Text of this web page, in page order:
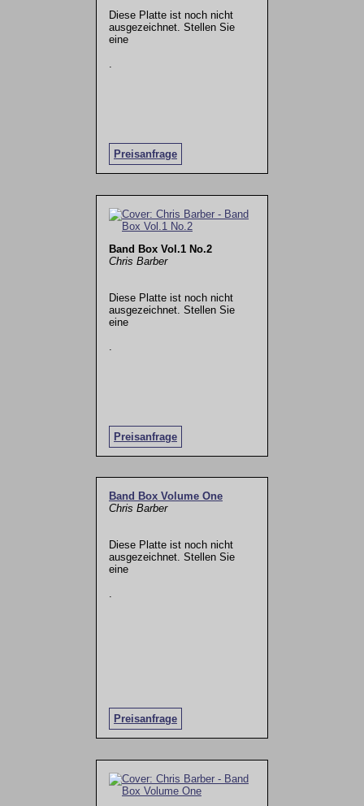
Diese Platte ist noch nicht
ausgezeichnet. Stellen Sie
eine
Preisanfrage
Band Box Vol.1 No.2
Chris Barber
Diese Platte ist noch nicht
ausgezeichnet. Stellen Sie
eine
Preisanfrage
Band Box Volume One
Chris Barber
Diese Platte ist noch nicht
ausgezeichnet. Stellen Sie
eine
Preisanfrage
.